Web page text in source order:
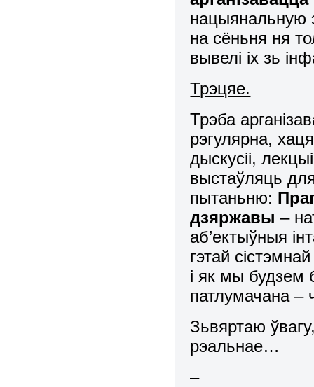
нацыянальную
на сёньня ня
вывелі іх зь
Трэцяе.
Трэба
рэгулярна,
дыскусіі,
выстаўляць
пытаньню:
дзяржавы–
аб’ектыўныя
гэтай
і як мы будзем
патлумачана –
Зьвяртаю
рэальнае…
–